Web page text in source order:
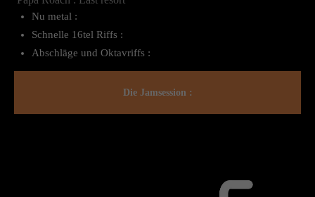
Nu metal :
Schnelle 16tel Riffs :
Abschläge und Oktavriffs :
Die Jamsession :